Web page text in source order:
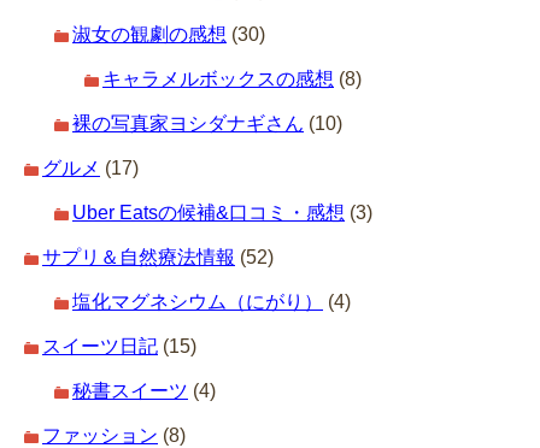
淑女の観劇の感想 (30)
キャラメルボックスの感想 (8)
裸の写真家ヨシダナギさん (10)
グルメ (17)
Uber Eatsの候補&口コミ・感想 (3)
サプリ＆自然療法情報 (52)
塩化マグネシウム（にがり） (4)
スイーツ日記 (15)
秘書スイーツ (4)
ファッション (8)